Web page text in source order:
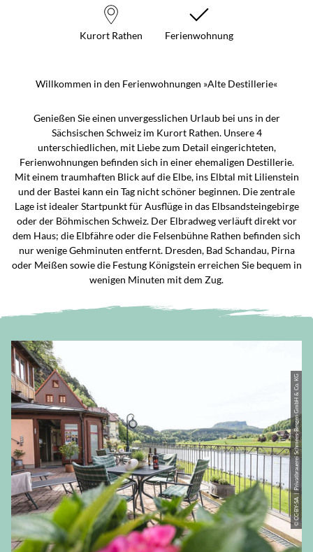
Kurort Rathen Ferienwohnung
Willkommen in den Ferienwohnungen »Alte Destillerie«
Genießen Sie einen unvergesslichen Urlaub bei uns in der
Sächsischen Schweiz im Kurort Rathen. Unsere 4
unterschiedlichen, mit Liebe zum Detail eingerichteten,
Ferienwohnungen befinden sich in einer ehemaligen Destillerie.
Mit einem traumhaften Blick auf die Elbe, ins Elbtal mit Lilienstein
und der Bastei kann ein Tag nicht schöner beginnen. Die zentrale
Lage ist idealer Startpunkt für Ausflüge in das Elbsandsteingebirge
oder der Böhmischen Schweiz. Der Elbradweg verläuft direkt vor
dem Haus; die Elbfähre oder die Felsenbühne Rathen befinden sich
nur wenige Gehminuten entfernt. Dresden, Bad Schandau, Pirna
oder Meißen sowie die Festung Königstein erreichen Sie bequem in
wenigen Minuten mit dem Zug.
© CC-BY-SA | Privatbrauerei Schmees-Besgen GmbH & Co. KG